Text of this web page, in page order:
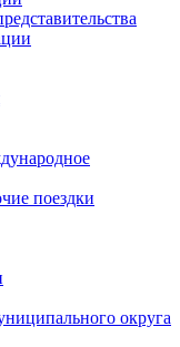
поездки
округа